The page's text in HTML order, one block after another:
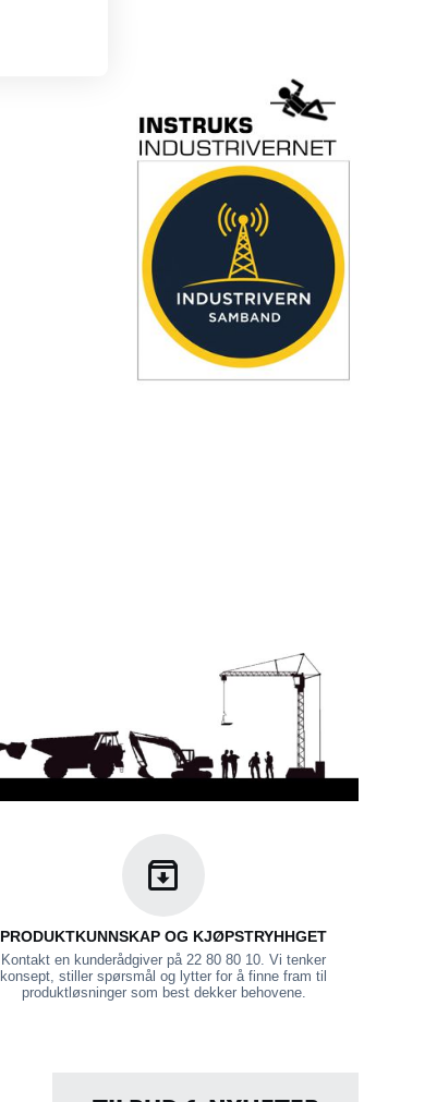
PRODUKTKUNNSKAP OG KJØPSTRYHHGET
Kontakt en kunderådgiver på 22 80 80 10. Vi tenker
konsept, stiller spørsmål og lytter for å finne fram til
produktløsninger som best dekker behovene.